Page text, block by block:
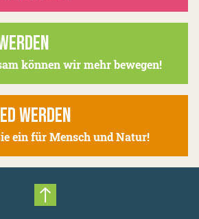
können wir mehr bewegen!
WERDEN
ein für Mensch und Natur!
Nach oben scrollen